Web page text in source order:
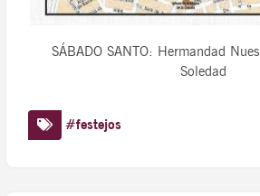
SÁBADO SANTO: Hermandad
Soledad
#festejos